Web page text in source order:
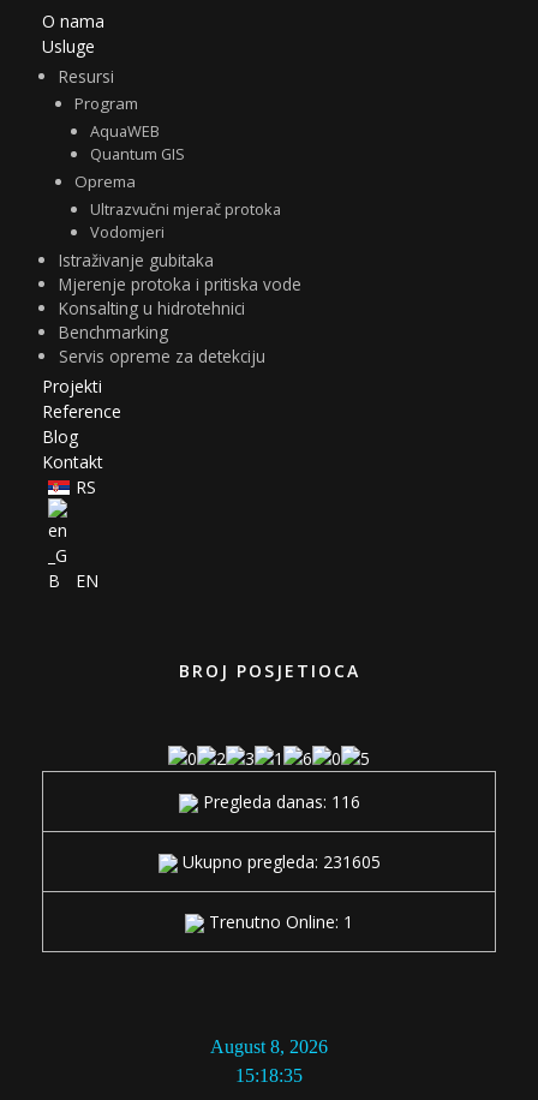
O nama
Usluge
Resursi
Program
AquaWEB
Quantum GIS
Oprema
Ultrazvučni mjerač protoka
Vodomjeri
Istraživanje gubitaka
Mjerenje protoka i pritiska vode
Konsalting u hidrotehnici
Benchmarking
Servis opreme za detekciju
Projekti
Reference
Blog
Kontakt
RS
EN
BROJ POSJETIOCA
Pregleda danas: 116
Ukupno pregleda: 231605
Trenutno Online: 1
August 8, 2026
15:18:35